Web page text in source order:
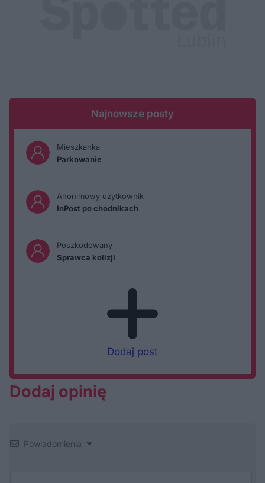
Najnowsze posty
Mieszkanka
Parkowanie
Anonimowy użytkownik
InPost po chodnikach
Poszkodowany
Sprawca kolizji
Dodaj post
Dodaj opinię
Powiadomienia